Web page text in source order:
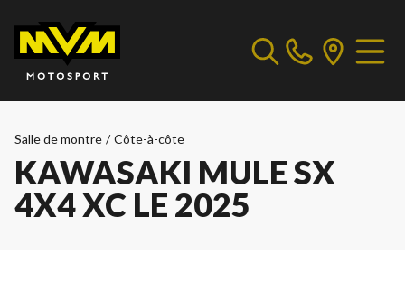
Salle de montre / Côte-à-côte
KAWASAKI MULE SX
4X4 XC LE 2025